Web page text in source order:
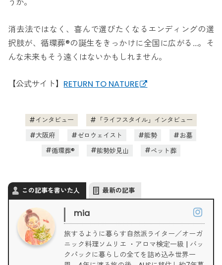
うか。
消去法ではなく、喜んで選びたくなるエンディングの選
択肢が、循環葬®の誕生をきっかけに全国に広がる…。そ
んな未来もそう遠くはないかもしれません。
【公式サイト】 RETURN TO NATURE
インタビュー
「ライフスタイル」インタビュー
大阪府
ゼロウェイスト 能勢
お墓
循環葬®
能勢妙見山 ペット葬
この記事を書いた人 最新の記事
mia
旅するように暮らす自然派ライター／オーガ
ニック料理ソムリエ ・アロマ検定一級 | バッ
クパックに暮らしの全てを詰め込み世界一